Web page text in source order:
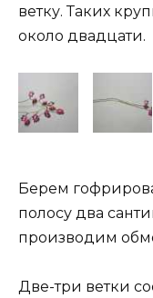
ветку. Таких
около двадцати.
Берем
полосу два
производим
Две-три ветки